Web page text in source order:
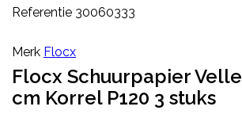
Referentie 30060333
Merk Flocx
Flocx Schuurpapier
cm Korrel P120 3 stuks